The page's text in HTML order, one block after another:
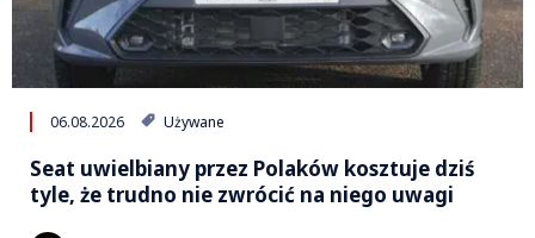
06.08.2026 Używane
Seat uwielbiany przez Polaków kosztuje dziś
tyle, że trudno nie zwrócić na niego uwagi